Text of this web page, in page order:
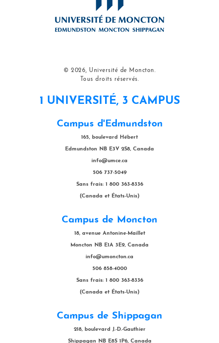
© 2026, Université de Moncton.
Tous droits réservés.
1 UNIVERSITÉ, 3 CAMPUS
Campus d'Edmundston
165, boulevard Hébert
Edmundston NB E3V 2S8, Canada
info@umce.ca
506 737-5049
Sans frais: 1 800 363-8336
(Canada et États-Unis)
Campus de Moncton
18, avenue Antonine-Maillet
Moncton NB E1A 3E9, Canada
info@umoncton.ca
506 858-4000
Sans frais: 1 800 363-8336
(Canada et États-Unis)
Campus de Shippagan
218, boulevard J.-D.-Gauthier
Shippagan NB E8S 1P6, Canada